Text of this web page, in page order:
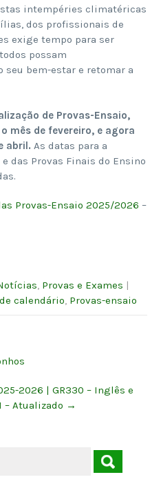
intempéries climatéricas
dos profissionais de
exige tempo para ser
possam
bem-estar e retomar a
de Provas-Ensaio,
mês de fevereiro, e agora
abril. As datas para a
das Provas Finais do Ensino
Provas-Ensaio 2025/2026 –
, Provas e Exames |
calendário, Provas-ensaio
2026 | GR330 – Inglês e
– Atualizado →